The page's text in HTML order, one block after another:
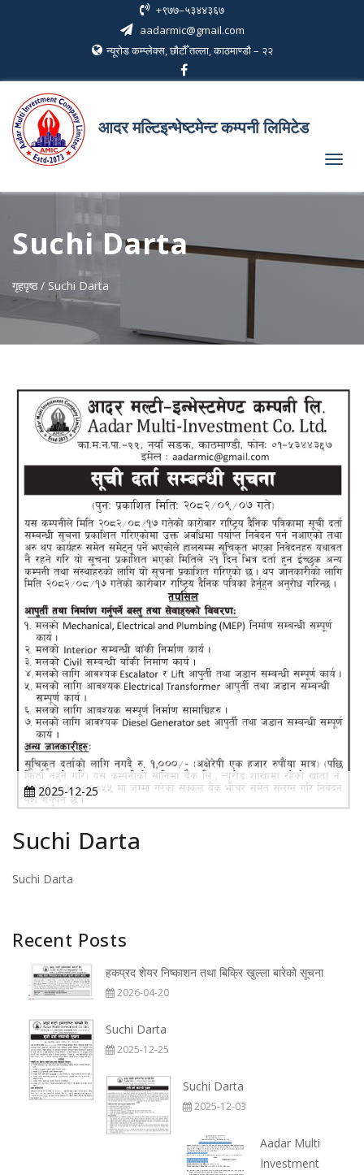
+९७७–५३४४३६७
aadarmic@gmail.com
न्यूरोड कम्प्लेक्स, छौटौँ तल्ला, काठमाण्डौ – २२
आदर मल्टिइन्भेष्टमेन्ट कम्पनी लिमिटेड
Suchi Darta
गृहपृष्ठ / Suchi Darta
2025-12-25
Suchi Darta
Suchi Darta
Recent Posts
हकप्रद शेयर निष्काशन तथा बिक्रि खुल्ला बारेको सूचना
2026-04-20
Suchi Darta
2025-12-25
Suchi Darta
2025-12-03
Aadar Multi
Investment